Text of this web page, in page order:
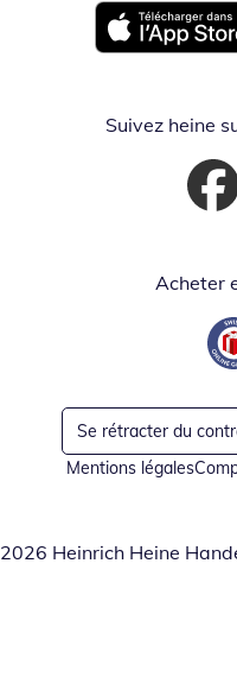
Opent in nieuw
Suivez heine
Acheter
Se rétracter du
Mentions légales
2026 Heinrich Heine